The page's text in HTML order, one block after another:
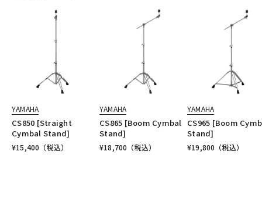
YAMAHA
CS850 [Straight
Cymbal Stand]
¥15,400 （税込）
YAMAHA
CS865 [Boom Cymbal
Stand]
¥18,700 （税込）
YAMAHA
CS965 [Boom
Stand]
¥19,800 （税込）